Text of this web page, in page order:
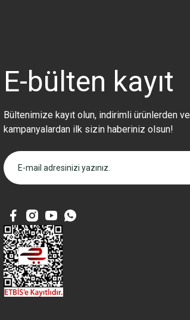
Bu ürüne benzer farklı alternatifler olmalı.
E-bülten kayıt
Bültenimize kayıt olun, indirimli ürünlerden ve
kampanyalardan ilk sizin haberiniz olsun!